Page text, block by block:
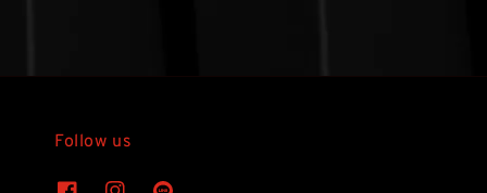
Follow us